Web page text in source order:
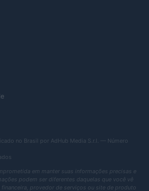
no Brasil por AdHub Media S.r.l. — Número
em manter suas informações precisas e
podem ser diferentes daquelas que você vê
provedor de serviços ou site de produto